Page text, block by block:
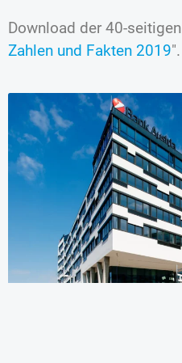
Download der 40-
Zahlen und Fakten 2019″.